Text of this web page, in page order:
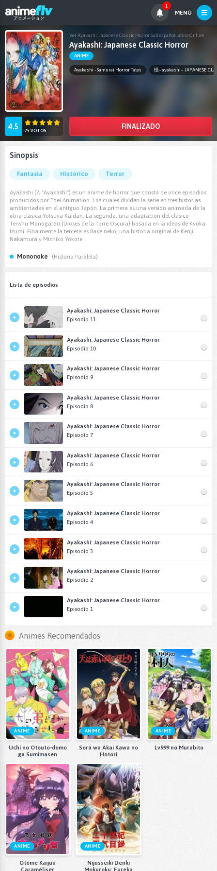
1
MENÚ
Ver Ayakashi: Japanese Classic Horror Sub español latino Online
Ayakashi: Japanese Classic Horror
ANIME
Ayakashi - Samurai Horror Tales 怪~ayakashi~ JAPANESE
4.5 75 VOTOS
FINALIZADO
Sinopsis
Fantasía Historico Terror
Ayakashi (?, ''Ayakashi'') es un anime de horror que consta de once episodios
producidos por Toei Animation. Los cuales dividen la serie en tres historias
ambientadas en el antiguo Japón. La primera es una versión animada de la
obra clásica Yotsuya Kaidan. La segunda, una adaptación del clásico
Tenshu Monogatari (Dioses de la Torre Oscura) basada en la ideas de Kyoka
Izumi. Finalmente la tercera es Bake neko, una historia original de Kenji
Nakamura y Michiko Yokote.
Mononoke (Historia Paralela)
Lista de episodios
Ayakashi: Japanese Classic Horror
Episodio 11
Ayakashi: Japanese Classic Horror
Episodio 10
Ayakashi: Japanese Classic Horror
Episodio 9
Ayakashi: Japanese Classic Horror
Episodio 8
Ayakashi: Japanese Classic Horror
Episodio 7
Ayakashi: Japanese Classic Horror
Episodio 6
Ayakashi: Japanese Classic Horror
Episodio 5
Ayakashi: Japanese Classic Horror
Episodio 4
Ayakashi: Japanese Classic Horror
Episodio 3
Ayakashi: Japanese Classic Horror
Episodio 2
Ayakashi: Japanese Classic Horror
Episodio 1
Animes Recomendados
ANIME
Uchi no Otouto-domo
ga Sumimasen
ANIME
Sora wa Akai Kawa no
Hotori
ANIME
Lv999 no Murabito
ANIME
Otome Kaijuu
Caraméliser
ANIME
Nijusseiki Denki
Mokuroku: Eureka